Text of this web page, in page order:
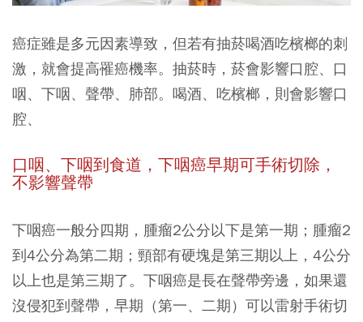
癌症雖是多元因素導致，但若有抽菸喝酒吃檳榔的刺
激，就會提高罹癌機率。抽菸時，菸會影響口腔、口
咽、下咽、聲帶、肺部。喝酒、吃檳榔，則會影響口
腔、
口咽、下咽到食道，下咽癌早期可手術切除，
不影響聲帶
下咽癌一般分四期，腫瘤2公分以下是第一期；腫瘤2
到4公分為第二期；頸部有硬塊是第三期以上，4公分
以上也是第三期了。下咽癌是長在聲帶旁邊，如果還
沒侵犯到聲帶，早期（第一、二期）可以雷射手術切